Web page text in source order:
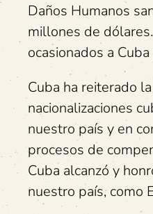
Daños Humanos
millones de
ocasionados a
Cuba ha reiterado
nacionalizaciones
nuestro país y en
procesos de
Cuba alcanzó y
nuestro país, como